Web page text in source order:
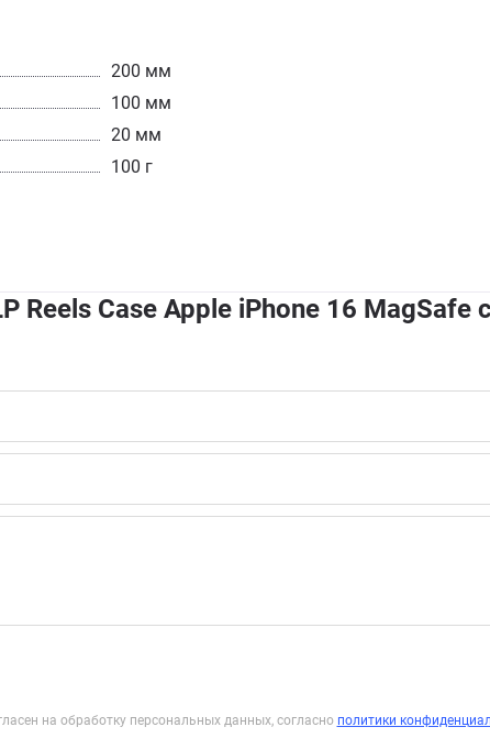
200 мм
100 мм
20 мм
100 г
Case Apple iPhone 16 MagSafe
на обработку персональных данных, согласно политики